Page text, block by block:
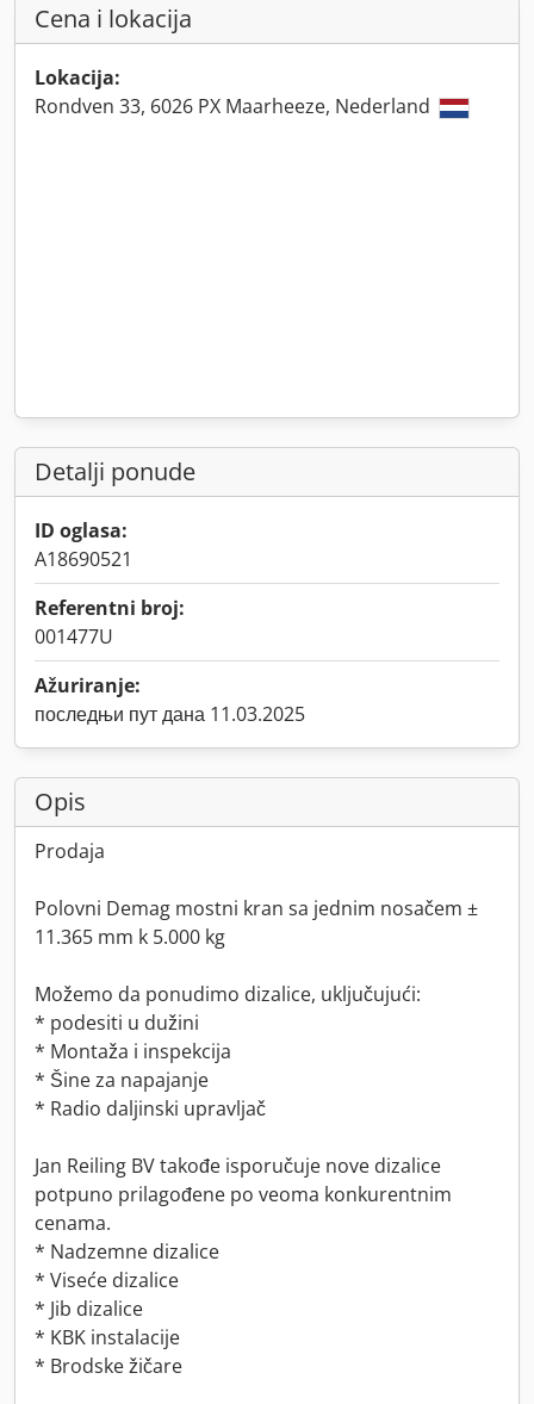
Cena i lokacija
Lokacija:
Rondven 33, 6026 PX Maarheeze, Nederland
Detalji ponude
ID oglasa:
A18690521
Referentni broj:
001477U
Ažuriranje:
последњи пут дана 11.03.2025
Opis
Prodaja
Polovni Demag mostni kran sa jednim nosačem ±
11.365 mm k 5.000 kg
Možemo da ponudimo dizalice, uključujući:
* podesiti u dužini
* Montaža i inspekcija
* Šine za napajanje
* Radio daljinski upravljač
Jan Reiling BV takođe isporučuje nove dizalice
potpuno prilagođene po veoma konkurentnim
cenama.
* Nadzemne dizalice
* Viseće dizalice
* Jib dizalice
* KBK instalacije
* Brodske žičare